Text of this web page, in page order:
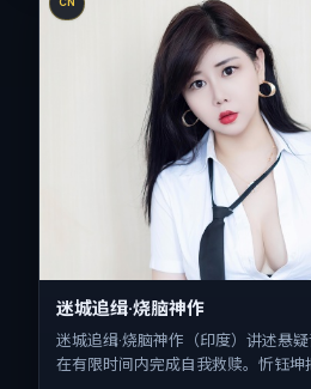
迷城追缉·烧脑神作
迷城追缉·烧脑神作（印度）讲述悬
在有限时间内完成自我救赎。忻钰坤